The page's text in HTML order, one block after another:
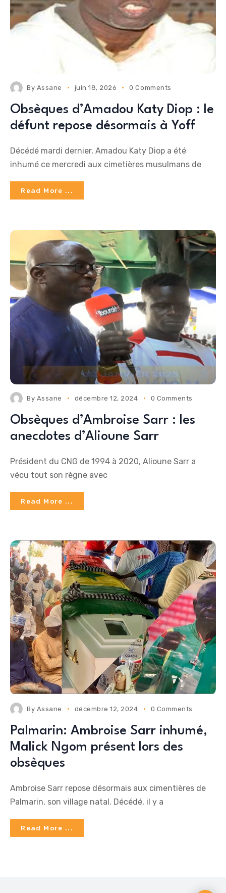
By Assane juin 18, 2026 0 Comments
Obsèques d’Amadou Katy Diop : le
défunt repose désormais à Yoff
Décédé mardi dernier, Amadou Katy Diop a été
inhumé ce mercredi aux cimetières musulmans de
Read More ...
By Assane décembre 12, 2024 0 Comments
Obsèques d’Ambroise Sarr : les
anecdotes d’Alioune Sarr
Président du CNG de 1994 à 2020, Alioune Sarr a
vécu tout son règne avec
Read More ...
By Assane décembre 12, 2024 0 Comments
Palmarin: Ambroise Sarr inhumé,
Malick Ngom présent lors des
obsèques
Ambroise Sarr repose désormais aux cimentières de
Palmarin, son village natal. Décédé, il y a
Read More ...